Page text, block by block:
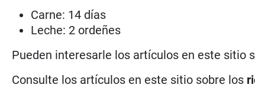
Carne: 14 días
Leche: 2 ordeñes
Pueden interesarle los artículos en este sitio
Consulte los artículos en este sitio sobre los